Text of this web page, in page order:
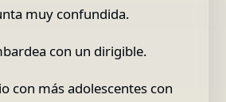
muy confundida.
con un dirigible.
con más adolescentes con